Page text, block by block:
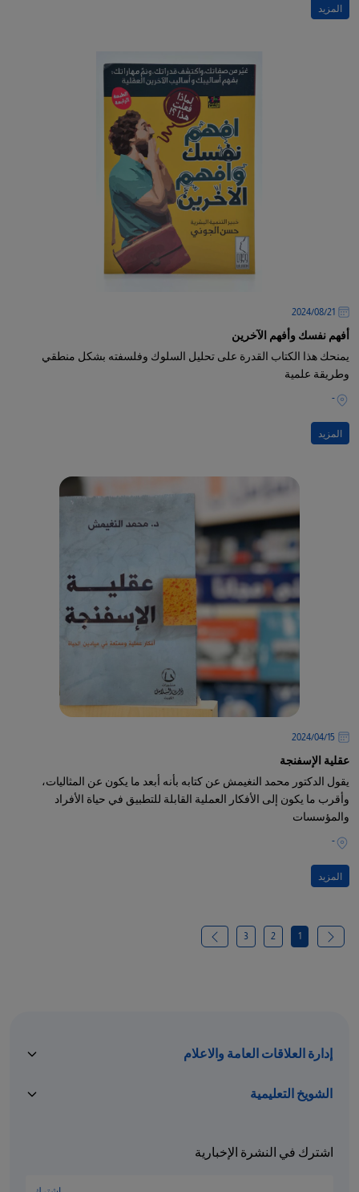
المزيد
21‏/08‏/2024
أفهم نفسك وأفهم الآخرين
يمنحك هذا الكتاب القدرة على تحليل السلوك وفلسفته بشكل منطقي
وطريقة علمية
-
المزيد
15‏/04‏/2024
عقلية الإسفنجة
يقول الدكتور محمد النغيمش عن كتابه بأنه أبعد ما يكون عن المثاليات،
وأقرب ما يكون إلى الأفكار العملية القابلة للتطبيق في حياة الأفراد
والمؤسسات
-
المزيد
1
2
3
إدارة العلاقات العامة والاعلام
الشويخ التعليمية
اشترك في النشرة الإخبارية